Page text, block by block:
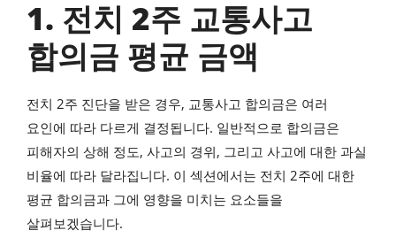
1. 전치 2주 교통사고
합의금 평균 금액
전치 2주 진단을 받은 경우, 교통사고 합의금은 여러
요인에 따라 다르게 결정됩니다. 일반적으로 합의금은
피해자의 상해 정도, 사고의 경위, 그리고 사고에 대한 과실
비율에 따라 달라집니다. 이 섹션에서는 전치 2주에 대한
평균 합의금과 그에 영향을 미치는 요소들을
살펴보겠습니다.